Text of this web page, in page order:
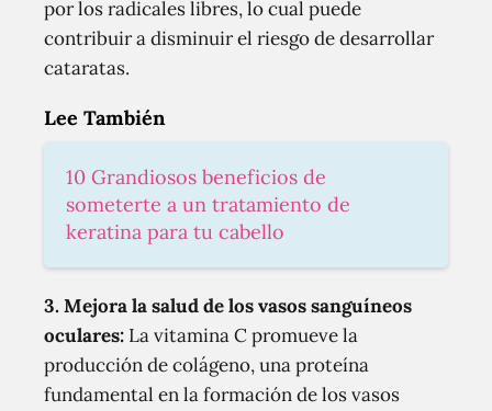
por los radicales libres, lo cual puede
contribuir a disminuir el riesgo de desarrollar
cataratas.
Lee También
10 Grandiosos beneficios de
someterte a un tratamiento de
keratina para tu cabello
3. Mejora la salud de los vasos sanguíneos
oculares: La vitamina C promueve la
producción de colágeno, una proteína
fundamental en la formación de los vasos